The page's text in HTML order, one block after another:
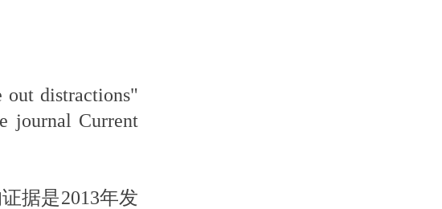
out distractions"
journal Current
据是2013年发